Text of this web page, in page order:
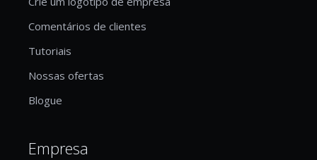
Comentários de clientes
Tutoriais
Nossas ofertas
Blogue
Empresa